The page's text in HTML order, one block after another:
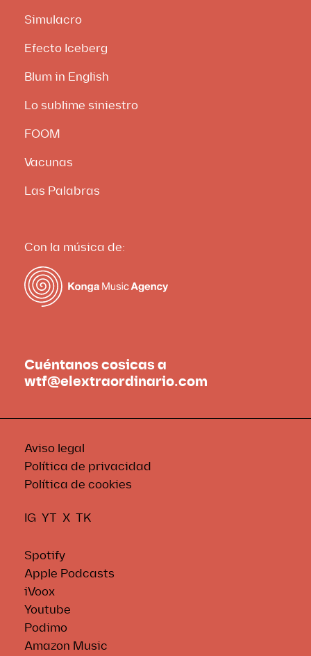
Simulacro
Efecto Iceberg
Blum in English
Lo sublime siniestro
FOOM
Vacunas
Las Palabras
Con la música de:
Cuéntanos cosicas a
wtf@elextraordinario.com
Aviso legal
Política de privacidad
Política de cookies
IG YT X TK
Spotify
Apple Podcasts
iVoox
Youtube
Podimo
Amazon Music